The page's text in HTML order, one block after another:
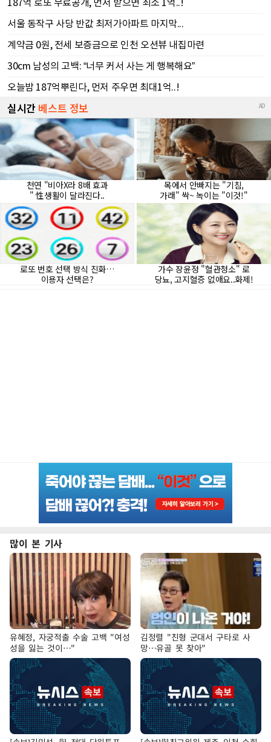
많이 본 기사
유혜정, 자궁적출 수술 고백 "여성
성을 잃는 것이…"
김정렬 "친형 군대서 구타로 사
망…유골 못 찾아"